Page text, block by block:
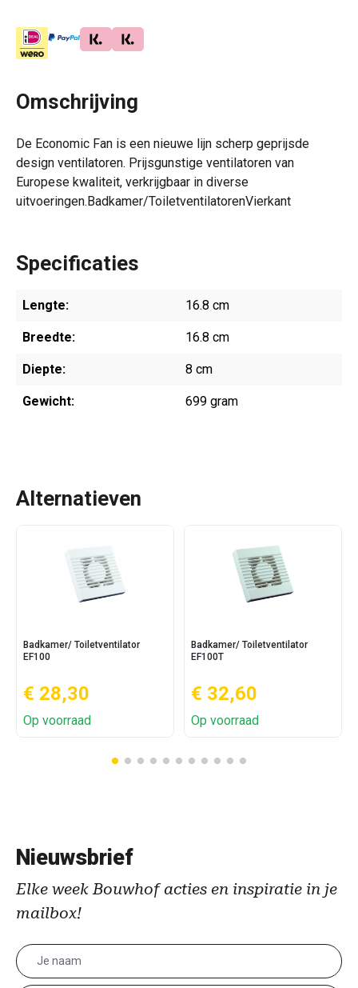
Omschrijving
De Economic Fan is een nieuwe lijn scherp geprijsde
design ventilatoren. Prijsgunstige ventilatoren van
Europese kwaliteit, verkrijgbaar in diverse
uitvoeringen.Badkamer/ToiletventilatorenVierkant
Specificaties
Lengte: 16.8 cm
Breedte: 16.8 cm
Diepte: 8 cm
Gewicht: 699 gram
Alternatieven
Badkamer/ Toiletventilator
EF100
€ 28,30
Op voorraad
Badkamer/ Toiletventilator
EF100T
€ 32,60
Op voorraad
Nieuwsbrief
Elke week Bouwhof acties en inspiratie in je
mailbox!